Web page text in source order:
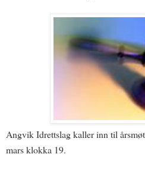
Angvik Idrettslag kaller inn til
mars klokka 19.